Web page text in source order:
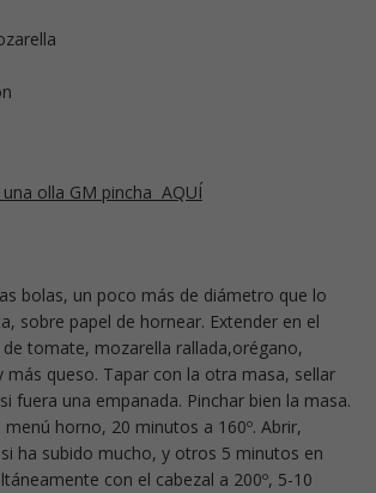
una olla GM pincha AQUÍ
bolas, un poco más de diámetro que lo
sobre papel de hornear. Extender en el
tomate, mozarella rallada,orégano,
más queso. Tapar con la otra masa, sellar
fuera una empanada. Pinchar bien la masa.
menú horno, 20 minutos a 160º. Abrir,
ha subido mucho, y otros 5 minutos en
con el cabezal a 200º, 5-10